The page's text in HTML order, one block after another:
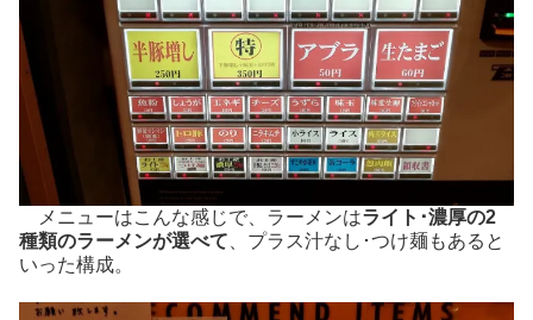
メニューはこんな感じで、ラーメンはライト･濃厚の2
種類のラーメンが選べて 、プラス汁なし･つけ麺もあると
いった構成。